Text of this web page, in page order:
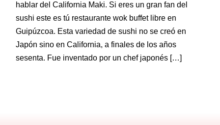
hablar del California Maki. Si eres un gran fan del
sushi este es tú restaurante wok buffet libre en
Guipúzcoa. Esta variedad de sushi no se creó en
Japón sino en California, a finales de los años
sesenta. Fue inventado por un chef japonés […]